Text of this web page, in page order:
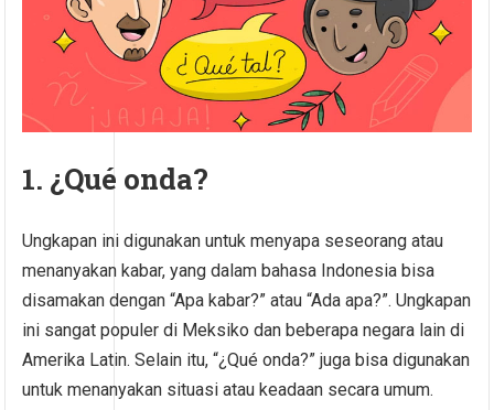
1. ¿Qué onda?
Ungkapan ini digunakan untuk menyapa seseorang atau
menanyakan kabar, yang dalam bahasa Indonesia bisa
disamakan dengan “Apa kabar?” atau “Ada apa?”. Ungkapan
ini sangat populer di Meksiko dan beberapa negara lain di
Amerika Latin. Selain itu, “¿Qué onda?” juga bisa digunakan
untuk menanyakan situasi atau keadaan secara umum.